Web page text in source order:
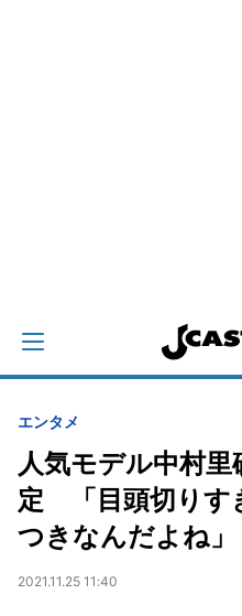
エンタメ
人気モデル中村
定 「目頭切りす
つきなんだよね」
2021.11.25 11:40